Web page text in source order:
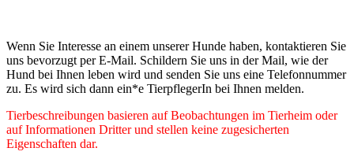
Wenn Sie Interesse an einem unserer Hunde haben, kontaktieren Sie
uns bevorzugt per E-Mail. Schildern Sie uns in der Mail, wie der
Hund bei Ihnen leben wird und senden Sie uns eine Telefonnummer
zu. Es wird sich dann ein*e TierpflegerIn bei Ihnen melden.
Tierbeschreibungen basieren auf Beobachtungen im Tierheim oder
auf Informationen Dritter und stellen keine zugesicherten
Eigenschaften dar.